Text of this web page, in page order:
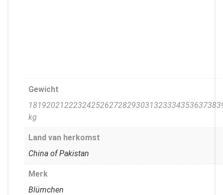
Gewicht
kg
Land van herkomst
China of Pakistan
Merk
Blümchen